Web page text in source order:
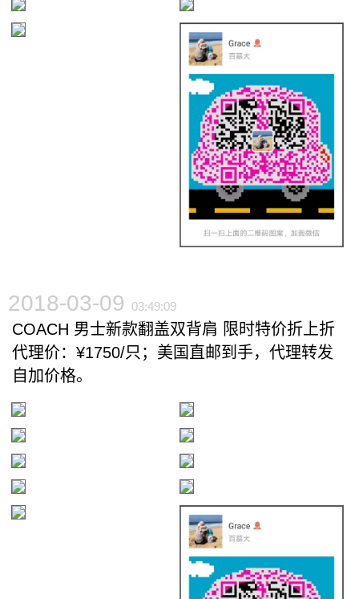
2018-03-09 03:49:09
COACH 男士新款翻盖双背肩 限时特价折上折
代理价：¥1750/只；美国直邮到手，代理转发
自加价格。